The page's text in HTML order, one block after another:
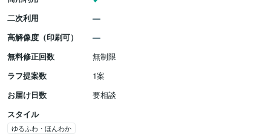
二次利用
高解像度（印刷可）
無料修正回数
無制限
ラフ提案数
1案
お届け日数
要相談
スタイル
ゆるふわ・ほんわか